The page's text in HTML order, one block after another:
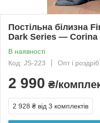
Постільна білизна
Dark Series — Corina
В наявності
Код: JS-223
Опт і роздріб
2 990 ₴/
2 928 ₴ від 3 комплектів